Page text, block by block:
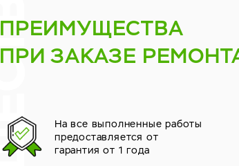
ПРЕИМУЩЕСТВА
ПРИ ЗАКАЗЕ
На все выполненные работы
предоставляется от
гарантия от 1 года